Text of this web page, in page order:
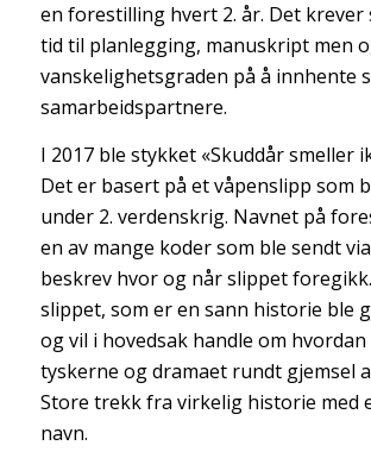
en forestilling hvert 2. år. Det krever
tid til planlegging, manuskript men
vanskelighetsgraden på å innhente
samarbeidspartnere.
I 2017 ble stykket «Skuddår smeller
Det er basert på et våpenslipp som
under 2. verdenskrig. Navnet på
en av mange koder som ble sendt
beskrev hvor og når slippet
slippet, som er en sann historie ble
og vil i hovedsak handle om
tyskerne og dramaet rundt gjemsel
Store trekk fra virkelig historie med
navn.